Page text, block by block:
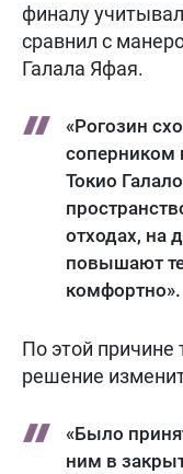
финалу
сравнил с
Галала Яфая.
«Рогозин
соперником
Токио
отходах, на
повышают
комфортно».
По этой причине
решение
«Было
ним в